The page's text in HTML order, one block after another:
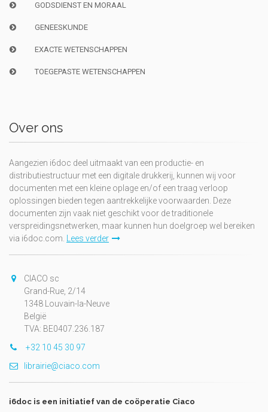
GODSDIENST EN MORAAL
GENEESKUNDE
EXACTE WETENSCHAPPEN
TOEGEPASTE WETENSCHAPPEN
Over ons
Aangezien i6doc deel uitmaakt van een productie- en
distributiestructuur met een digitale drukkerij, kunnen wij voor
documenten met een kleine oplage en/of een traag verloop
oplossingen bieden tegen aantrekkelijke voorwaarden. Deze
documenten zijn vaak niet geschikt voor de traditionele
verspreidingsnetwerken, maar kunnen hun doelgroep wel bereiken
via i6doc.com. Lees verder
CIACO sc
Grand-Rue, 2/14
1348 Louvain-la-Neuve
België
TVA: BE0407.236.187
+32 10 45 30 97
librairie@ciaco.com
i6doc is een initiatief van de coöperatie Ciaco